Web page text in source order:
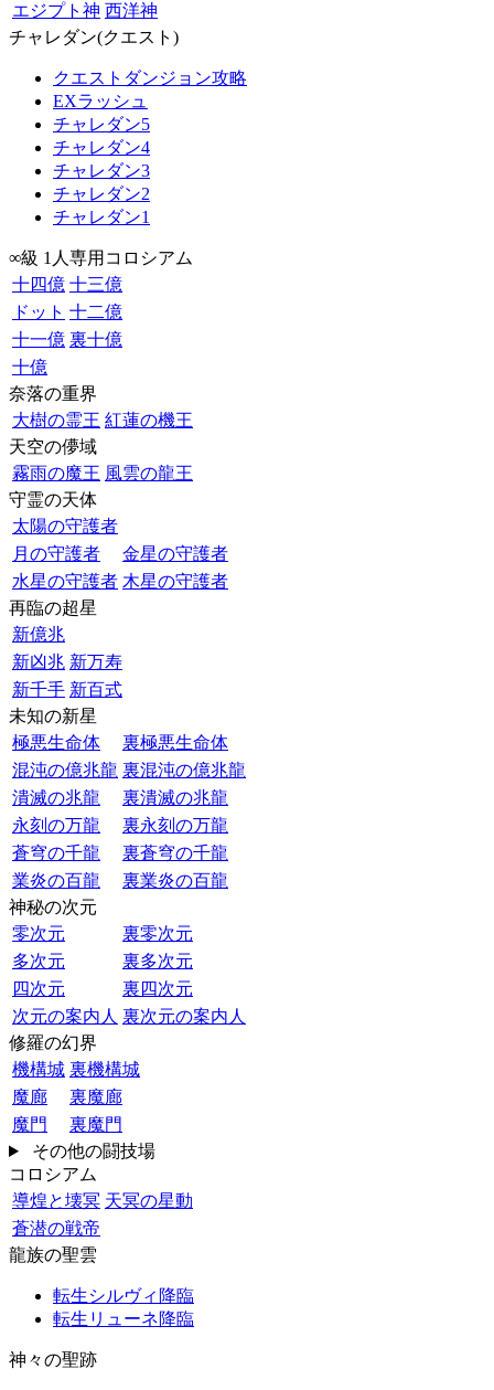
エジプト神 西洋神
チャレダン(クエスト)
クエストダンジョン攻略
EXラッシュ
チャレダン5
チャレダン4
チャレダン3
チャレダン2
チャレダン1
∞級 1人専用コロシアム
十四億 十三億
ドット 十二億
十一億 裏十億
十億
奈落の重界
大樹の霊王 紅蓮の機王
天空の儚域
霧雨の魔王 風雲の龍王
守霊の天体
太陽の守護者
月の守護者
金星の守護者
水星の守護者 木星の守護者
再臨の超星
新億兆
新凶兆 新万寿
新千手 新百式
未知の新星
極悪生命体
裏極悪生命体
混沌の億兆龍 裏混沌の億兆龍
潰滅の兆龍
裏潰滅の兆龍
永刻の万龍
裏永刻の万龍
蒼穹の千龍
裏蒼穹の千龍
業炎の百龍
裏業炎の百龍
神秘の次元
零次元
裏零次元
多次元
裏多次元
四次元
裏四次元
次元の案内人 裏次元の案内人
修羅の幻界
機構城 裏機構城
魔廊
裏魔廊
魔門
裏魔門
その他の闘技場
コロシアム
導煌と壊冥 天冥の星動
蒼潜の戦帝
龍族の聖雲
転生シルヴィ降臨
転生リューネ降臨
神々の聖跡